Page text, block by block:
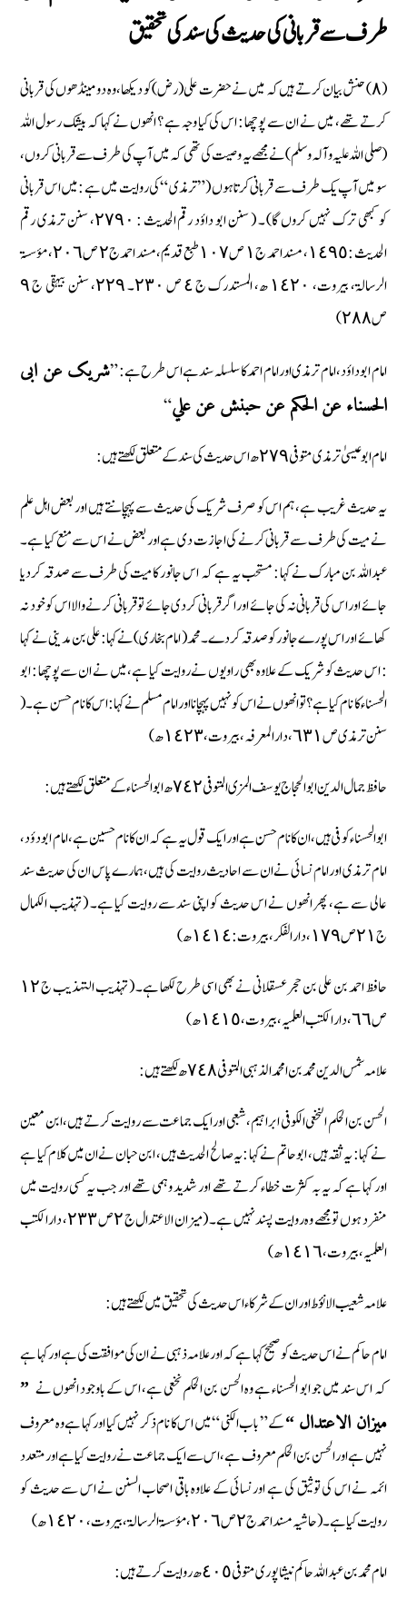
طرف سے قربانی کی حدیث کی سند کی تحقیق
(٨) حنش بیان کرتے ہیں کہ میں نے حضرت علی (رض) کو دیکھا، وہ دو مینڈھوں کی قربانی
کرتے تھے، میں نے ان سے پوچھا : اس کی کیا وجہ ہے ؟ انھوں نے کہا کہ بیشک رسول اللہ
(صلی اللہ علیہ وآلہ وسلم) نے مجھے یہ وصیت کی تھی کہ میں آپ کی طرف سے قربانی کروں،
سو میں آپ یک طرف سے قربانی کرتا ہوں ( ” ترمذی “ کی روایت میں ہے : میں اس قربانی
کو کبھی ترک نہیں کروں گا) ۔ ( سنن ابو داؤد رقم الحدیث : ٢٧٩٠، سنن ترمذی رقم
الحدیث : ١٤٩٥، مسند احمد ج ١ ص ١٠٧ طبع قدیم، مسند احمدج ٢ ص ٢٠٦، مؤسسۃ
الرسالۃ، بیروت، ١٤٢٠ ھ، المستدرک ج ٤ ص ٢٣٠۔ ٢٢٩، سنن بیہقی ج ٩
ص ٢٨٨)
امام ابو داؤد، امام ترمذی اور امام احمد کا سلسلہ سند ہے اس طرح ہے : ”شریک عن ابی
الحسناء عن الحکم عن حبنش عن علي“
امام ابو عیسیٰ ترمذی متوفی ٢٧٩ ھ اس حدیث کی سند کے متعلق لکھتے ہیں :
یہ حدیث غریب ہے، ہم اس کو صرف شریک کی حدیث سے پہچانتے ہیں اور بعض اہل علم
نے میت کی طرف سے قربانی کرنے کی اجازت دی ہے اور بعض نے اس سے منع کیا ہے۔
عبداللہ بن مبارک نے کہا : مستحب یہ ہے کہ اس جانور کا میت کی طرف سے صدقہ کردیا
جائے اور اس کی قربانی نہ کی جائے اور اگر قربانی کردی جائے تو قربانی کرنے والا اس کو خود نہ
کھائے اور اس پورے جانور کو صدقہ کر دے۔ محمد ( امام بخاری) نے کہا : علی بن مدینی نے کہا
: اس حدیث کو شریک کے علاوہ بھی راویوں نے روایت کیا ہے، میں نے ان سے پوچھا : ابو
الحسناء کا نام کیا ہے ؟ تو انھوں نے اس کو نہیں پہچانا اور امام مسلم نے کہا : اس کا نام حسن ہے۔ (
سنن ترمذی ص ٦٣١، دارالمعرفہ، بیروت، ١٤٢٣ ھ)
حافظ جمال الدین ابو الحجاج یوسف المزی المتوفی ٧٤٢ ھ ابو الحسناء کے متعلق لکھتے ہیں :
ابوالحسناء کو فی ہیں، ان کا نام حسن ہے اور ایک قول یہ ہے کہ ان کا نام حسین ہے، امام ابو دؤد،
امام ترمذی اور امام نسائی نے ان سے احادیث روایت کی ہیں، ہمارے پاس ان کی حدیث سند
عالی سے ہے، پھر انھوں نے اس حدیث کو اپنی سند سے روایت کیا ہے۔ ( تہذیب الکمال
ج ٢١ ص ١٧٩، دارالفکر، بیروت : ١٤١٤ ھ)
حافظ احمد بن علی بن حجر عسقلانی نے بھی اسی طرح لکھا ہے۔ ( تہذیب التہذیب ج ١٢
ص ٦٦، دارالکتب العلمیہ، بیروت، ١٤١٥ ھ)
علامہ شمس الدین محمد بن امحمد الذہبی المتوفی ٧٤٨ ھ لکھتے ہیں :
الحسن بن الحکم النخعی الکوفی ابراہیم، شعبی اور ایک جماعت سے روایت کرتے ہیں، ابن معین
نے کہا : یہ ثقہ ہیں، ابو حاتم نے کہا : یہ صالح الحدیث ہیں، ابن حبان نے ان میں کلام کیا ہے
اور کہا ہے کہ یہ بہ کثرت خطاء کرتے تھے اور شدید وہمی تھے اور جب یہ کسی روایت میں
منفرد ہوں تو مجھے وہ روایت پسند نہیں ہے۔ ( میزان الاعتدال ج ٢ ص ٢٣٣، دارالکتب
العلمیہ، بیروت، ١٤١٦ ھ )
علامہ شعیب الانؤط اور ان کے شرکاء اس حدیث کی تحقیق میں لکھتے ہیں :
امام حاکم نے اس حدیث کو صحیح کہا ہے کہ اور علامہ ذہبی نے ان کی موافقت کی ہے اور کہا ہے
کہ اس سند میں جو ابو الحسناء ہے وہ الحسن بن الحکم نخعی ہے، اس کے باوجود انھوں نے ”
میزان الاعتدال “کے ” باب الکنی “ میں اس کا نام ذکر نہیں کیا اور کہا ہے وہ معروف
نہیں ہے اور الحسن بن الحکم معروف ہے، اس سے ایک جماعت نے روایت کیا ہے اور متعدد
ائمہ نے اس کی توثیق کی ہے اور نسائی کے علاوہ باقی اصحاب السنن نے اس سے حدیث کو
روایت کیا ہے۔ (حاشیہ مسند احمد ج ٢ ص ٢٠٦، مؤسسۃ الرسالۃ، بیروت، ١٤٢٠ ھ)
امام محمد بن عبداللہ حاکم نیشا پوری متوفی ٤٠٥ ھ روایت کرتے ہیں :